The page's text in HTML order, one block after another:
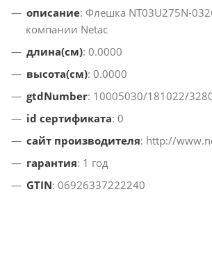
описание: Флешка NT03U275N-
компании Netac
длина(см): 0.0000
высота(см): 0.0000
gtdNumber: 10005030/181022/
id сертификата: 0
сайт производителя: http://
гарантия: 1 год
GTIN: 06926337222240